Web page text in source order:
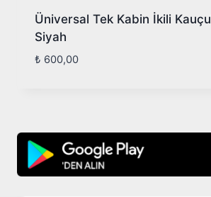
Üniversal Tek Kabin İkili
Siyah
₺ 600,00